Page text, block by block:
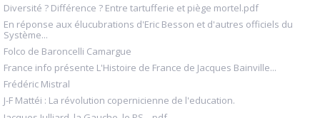
Diversité ? Différence ? Entre tartufferie et piège mortel.pdf
En réponse aux élucubrations d'Eric Besson et d'autres officiels du
Système...
Folco de Baroncelli Camargue
France info présente L'Histoire de France de Jacques Bainville...
Frédéric Mistral
J-F Mattéi : La révolution copernicienne de l'education.